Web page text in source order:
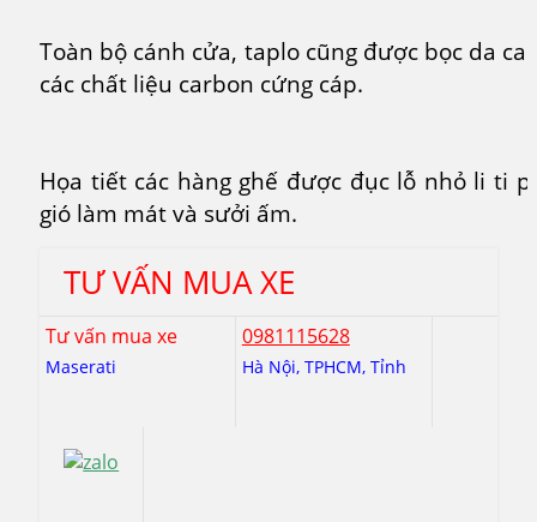
Toàn bộ cánh cửa, taplo cũng được bọc da
các chất liệu carbon cứng cáp.
Họa tiết các hàng ghế được đục lỗ nhỏ li ti
gió làm mát và sưởi ấm.
TƯ VẤN MUA XE
Tư vấn mua xe
Maserati
0981115628
Hà Nội, TPHCM, Tỉnh